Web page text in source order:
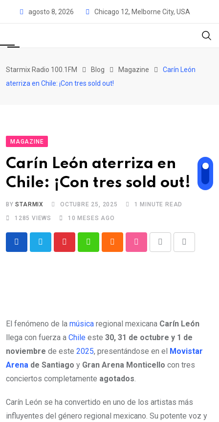
agosto 8, 2026 Chicago 12, Melborne City, USA
Starmix Radio 100.1FM Blog Magazine
Carín León
aterriza en Chile: ¡Con tres sold out!
MAGAZINE
Carín León aterriza en
Chile: ¡Con tres sold out!
BYSTARMIX OCTUBRE 25, 2025
1 MINUTE READ
1285 VIEWS 10 MESES AGO
El fenómeno de la música regional mexicana Carín León
llega con fuerza a Chile este 30, 31 de octubre y 1 de
noviembre de este 2025, presentándose en el Movistar
Arena de Santiago y Gran Arena Monticello con tres
conciertos completamente agotados.
Carín León se ha convertido en uno de los artistas más
influyentes del género regional mexicano. Su potente voz y